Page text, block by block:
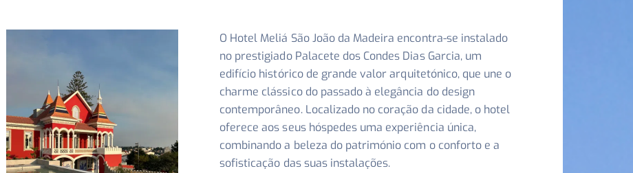
O Hotel Meliá São João da Madeira encontra-se instalado
no prestigiado Palacete dos Condes Dias Garcia, um
edifício histórico de grande valor arquitetónico, que une o
charme clássico do passado à elegância do design
contemporâneo. Localizado no coração da cidade, o hotel
oferece aos seus hóspedes uma experiência única,
combinando a beleza do património com o conforto e a
sofisticação das suas instalações.